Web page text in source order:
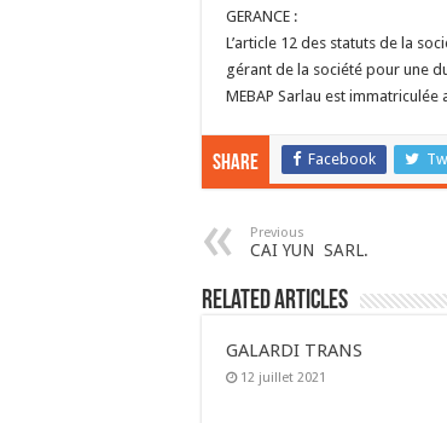
GERANCE :
L’article 12 des statuts de la
gérant de la société pour une
MEBAP Sarlau est
Share Facebook
Previous
CAI YUN SARL.
Related Articles
GALARDI TRANS
12 juillet 2021